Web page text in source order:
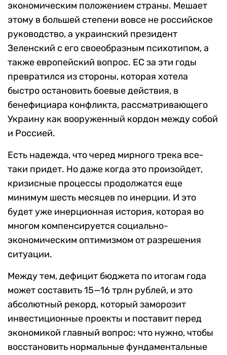
экономическим положением страны. Мешает
этому в большей степени вовсе не российское
руководство, а украинский президент
Зеленский с его своеобразным психотипом, а
также европейский вопрос. ЕС за эти годы
превратился из стороны, которая хотела
быстро остановить боевые действия, в
бенефициара конфликта, рассматривающего
Украину как вооруженный кордон между собой
и Россией.
Есть надежда, что черед мирного трека все-
таки придет. Но даже когда это произойдет,
кризисные процессы продолжатся еще
минимум шесть месяцев по инерции. И это
будет уже инерционная история, которая во
многом компенсируется социально-
экономическим оптимизмом от разрешения
ситуации.
Между тем, дефицит бюджета по итогам года
может составить 15—16 трлн рублей, и это
абсолютный рекорд, который заморозит
инвестиционные проекты и поставит перед
экономикой главный вопрос: что нужно, чтобы
восстановить нормальные фундаментальные